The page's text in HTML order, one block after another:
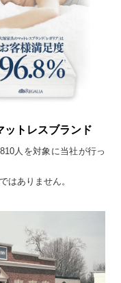
ットレスブランド
人を対象に当社が行っ
はありません。